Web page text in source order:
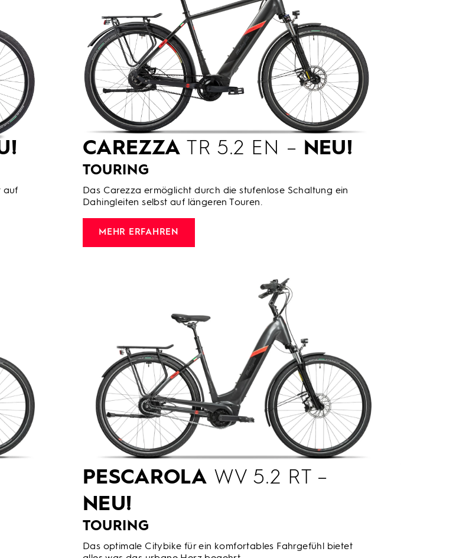
auf
CAREZZA TR 5.2 EN – NEU!
TOURING
Das Carezza ermöglicht durch die stufenlose Schaltung ein
Dahingleiten selbst auf längeren Touren.
MEHR ERFAHREN
PESCAROLA WV 5.2 RT –
NEU!
TOURING
Das optimale Citybike für ein komfortables Fahrgefühl bietet